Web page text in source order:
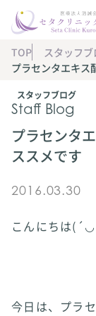
スタッフブログ
Staff Blog
TOP
スタッフ
プラセンタエキス
プラセンタ
ススメです
2016.03.30
こんにちは
今日は、プラ